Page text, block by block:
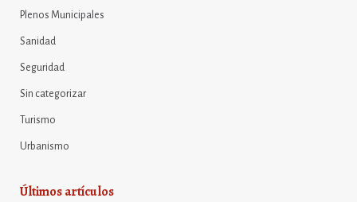
Plenos Municipales
Sanidad
Seguridad
Sin categorizar
Turismo
Urbanismo
Últimos artículos